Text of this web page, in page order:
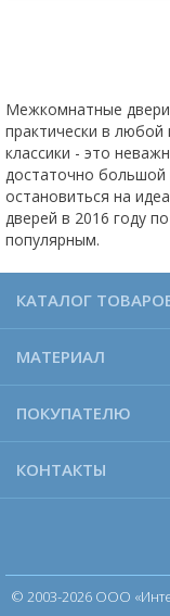
Межкомнатные
практически в
классики - это
достаточно большой
остановиться на
дверей в 2016 году
популярным.
КАТАЛОГ
МАТЕРИАЛ
ПОКУПАТЕЛЮ
КОНТАКТЫ
© 2003-2026 ООО